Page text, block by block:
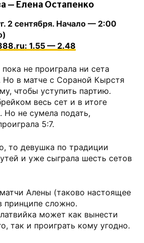
— Елена Остапенко
2 сентября. Начало — 2:00
1.55 — 2.48
не проиграла ни сета
Но в матче с Сораной Кырстя
чтобы уступить партию.
весь сет и в итоге
Но не сумела подать,
5:7.
то девушка по традиции
и уже сыграла шесть сетов
Алены (таково настоящее
принципе сложно.
может как вынести
так и проиграть кому угодно.